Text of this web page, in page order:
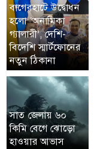
বাগেরহাটে উদ্বোধন
হলো ‘অনামিকা
গ্যালারী’, দেশি-
বিদেশি স্মার্টফোনের
নতুন ঠিকানা
সাত জেলায় ৬০
কিমি বেগে ঝোড়ো
হাওয়ার আভাস